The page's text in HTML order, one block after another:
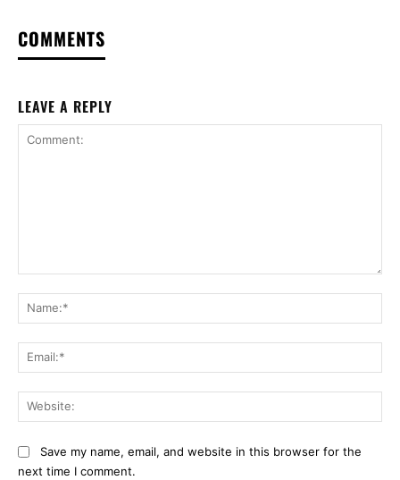
COMMENTS
LEAVE A REPLY
Save my name, email, and website in this browser for the
next time I comment.